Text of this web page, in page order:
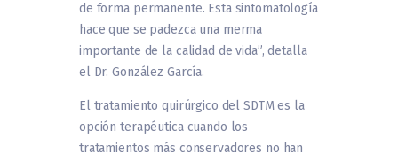
de forma permanente. Esta sintomatología
hace que se padezca una merma
importante de la calidad de vida”, detalla
el Dr. González García.
El tratamiento quirúrgico del SDTM es la
opción terapéutica cuando los
tratamientos más conservadores no han